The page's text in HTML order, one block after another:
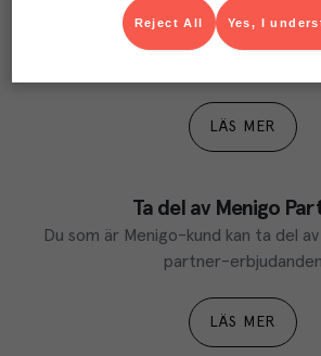
Våra kundtidningar
Läs inspirerande reportage,
LÄS MER
Ta del av Menigo
Du som är Menigo-kund kan ta del
partner-erbjudanden
LÄS MER
Yes, I
Reject All